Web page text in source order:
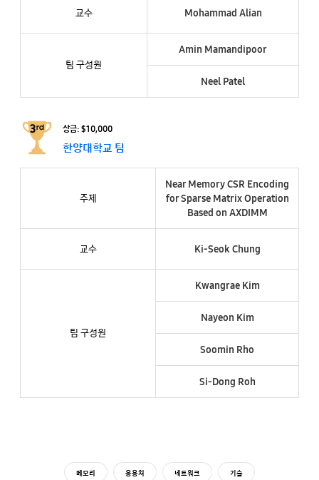
교수 Mohammad Alian
팀 구성원
Amin Mamandipoor
Neel Patel
상금: $10,000
한양대학교 팀
주제
Near Memory CSR Encoding
for Sparse Matrix Operation
Based on AXDIMM
교수 Ki-Seok Chung
팀 구성원
Kwangrae Kim
Nayeon Kim
Soomin Rho
Si-Dong Roh​
메모리 응용처 네트워크 기술